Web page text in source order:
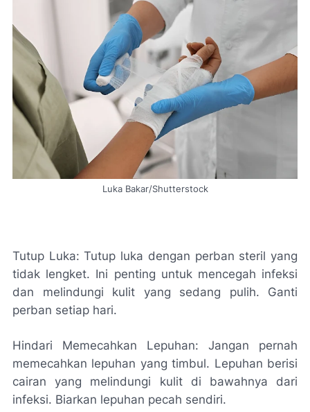
Luka Bakar/Shutterstock
Tutup Luka: Tutup luka dengan perban steril yang
tidak lengket. Ini penting untuk mencegah infeksi
dan melindungi kulit yang sedang pulih. Ganti
perban setiap hari.
Hindari Memecahkan Lepuhan: Jangan pernah
memecahkan lepuhan yang timbul. Lepuhan berisi
cairan yang melindungi kulit di bawahnya dari
infeksi. Biarkan lepuhan pecah sendiri.